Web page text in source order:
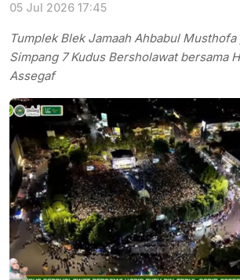
05 Jul 2026 17:45
Tumplek Blek Jamaah Ahbabul
Simpang 7 Kudus Bersholawat bersama
Assegaf